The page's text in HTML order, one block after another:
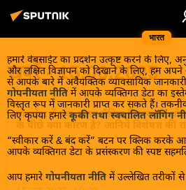
भारत
हमारे वेबसाईट का प्रदर्शन उत्कृष्ट करने के लिए,
और लक्षित विज्ञापन को दिखाने के लिए, हम अपने
से आपके बारे में अवैयक्तिक व्यावसायिक
गोपनीयता नीति में आपके व्यक्तिगत डेटा का
विस्तृत रूप में जानकारी प्राप्त कर सकते हैं।
लिए कृपया हमारे कूकी तथा स्वचालित लॉगिंग
“स्वीकार करें & बंद करें” बटन पर क्लिक करके
आपके व्यक्तिगत डेटा के प्रसंस्करण की स्पष्ट
आप हमारे गोपनीयता नीति में उल्लेखित तरीकों
खबरें - 15.06.2025
मोल्दोवा में एक अलग लैंगिक विचारधारा
के पीछे क्या कारण है? जानिये विशेषज्ञ की राय